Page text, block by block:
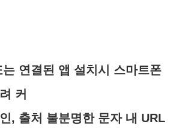
연결된 앱 설치시 스마트폰
커
, 출처 불분명한 문자 내 URL